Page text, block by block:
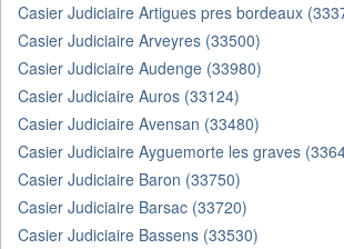
Casier Judiciaire Artigues pres bordeaux
Casier Judiciaire Arveyres (33500)
Casier Judiciaire Audenge (33980)
Casier Judiciaire Auros (33124)
Casier Judiciaire Avensan (33480)
Casier Judiciaire Ayguemorte les graves
Casier Judiciaire Baron (33750)
Casier Judiciaire Barsac (33720)
Casier Judiciaire Bassens (33530)